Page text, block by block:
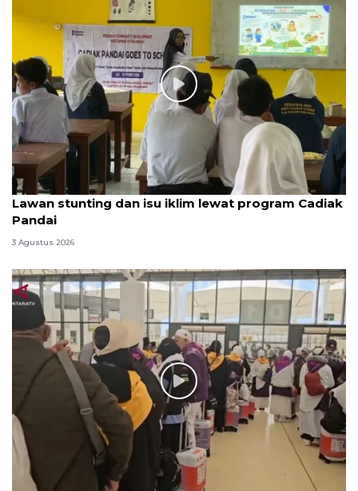
Lawan stunting dan isu iklim lewat program Cadiak
Pandai
3 Agustus 2026